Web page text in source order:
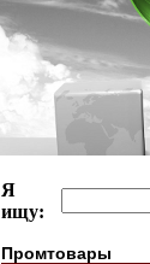
Я
ищу:
Промтовары